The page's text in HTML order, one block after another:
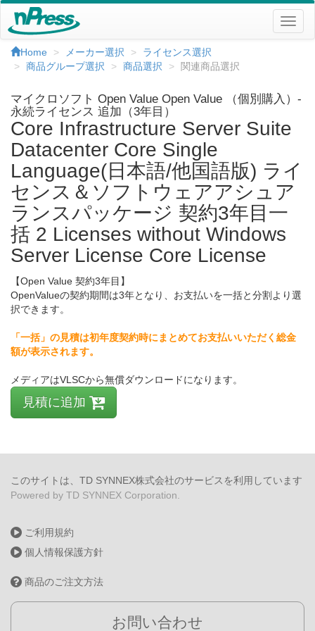
Home メーカー選択
ライセンス選択
商品グループ選択
商品選択 関連商品選択
マイクロソフト Open Value Open Value （個別購入）-
永続ライセンス 追加（3年目）
Core Infrastructure Server Suite
Datacenter Core Single
Language(日本語/他国語版) ライ
センス＆ソフトウェアアシュア
ランスパッケージ 契約3年目一
括 2 Licenses without Windows
Server License Core License
【Open Value 契約3年目】
OpenValueの契約期間は3年となり、お支払いを一括と分割より選
択できます。
「一括」の見積は初年度契約時にまとめてお支払いいただく総金
額が表示されます。
メディアはVLSCから無償ダウンロードになります。
見積に追加
このサイトは、TD SYNNEX株式会社のサービスを利用しています
Powered by TD SYNNEX Corporation.
ご利用規約
個人情報保護方針
商品のご注文方法
お問い合わせ